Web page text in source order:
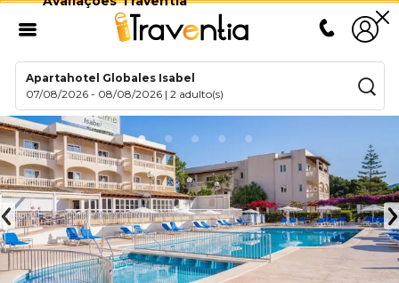
Apartahotel Globales Isabel
07/08/2026 - 08/08/2026 |2 adulto(s)